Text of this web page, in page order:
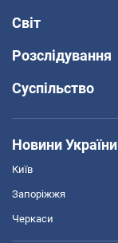
Світ
Розслідування
Суспільство
Новини України
Київ
Запоріжжя
Черкаси